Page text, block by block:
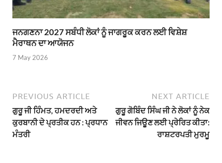
ਜਨਗਣਨਾ 2027 ਸਬੰਧੀ ਲੋਕਾਂ ਨੂੰ ਜਾਗਰੂਕ ਕਰਨ ਲਈ ਵਿਸ਼ੇਸ਼
ਮੈਰਾਥਨ ਦਾ ਆਯੋਜਨ
7 May 2026
PREVIOUS ARTICLE
ਗੁਰੂ ਜੀ ਹਿੰਮਤ, ਹਮਦਰਦੀ ਅਤੇ
ਕੁਰਬਾਨੀ ਦੇ ਪ੍ਰਤੀਕ ਹਨ : ਪ੍ਰਧਾਨ
ਮੰਤਰੀ
NEXT ARTICLE
ਗੁਰੂ ਗੋਬਿੰਦ ਸਿੰਘ ਜੀ ਨੇ ਲੋਕਾਂ ਨੂੰ ਨੇਕ
ਜੀਵਨ ਜਿਊਣ ਲਈ ਪ੍ਰੇਰਿਤ ਕੀਤਾ:
ਰਾਸ਼ਟਰਪਤੀ ਮੁਰਮੂ